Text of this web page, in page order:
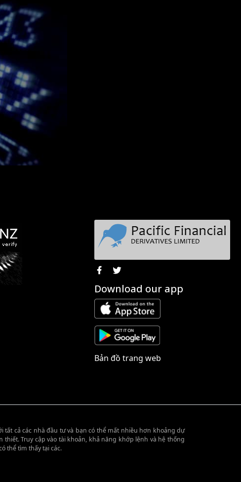
Download our app
Bản đồ trang web
tất cả các nhà đầu tư và bạn có thể mất nhiều hơn khoảng dự
Truy cập vào tài khoản, khả năng khớp lệnh và hệ thống
thể tìm thấy tại các.